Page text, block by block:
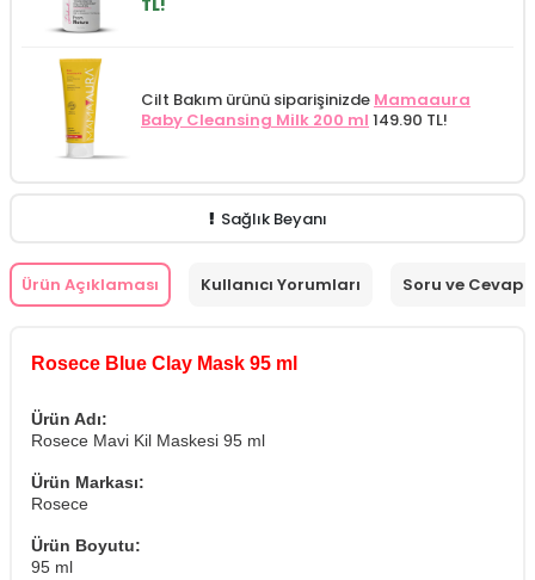
TL!
Cilt Bakım ürünü siparişinizde Mamaaura
Baby Cleansing Milk 200 ml 149.90 TL!
Sağlık Beyanı
Ürün Açıklaması Kullanıcı Yorumları Soru ve Cevap
Rosece Blue Clay Mask 95 ml
Ürün Adı:
Rosece Mavi Kil Maskesi 95 ml
Ürün Markası:
Rosece
Ürün Boyutu:
95 ml